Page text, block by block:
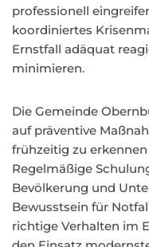
professionell
koordiniertes
Ernstfall adäquat
minimieren.
Die Gemeinde
auf präventive
frühzeitig zu
Regelmäßige
Bevölkerung und
Bewusstsein für
richtige Verhalten im